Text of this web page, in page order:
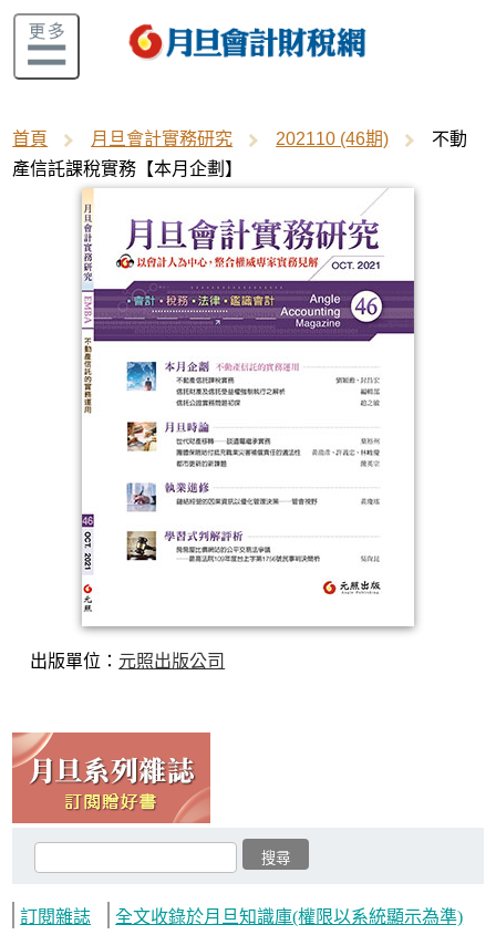
首頁 月旦會計實務研究 202110 (46期)
不動
產信託課稅實務【本月企劃】
出版單位： 元照出版公司
訂閱雜誌 全文收錄於月旦知識庫(權限以系統顯示為準)